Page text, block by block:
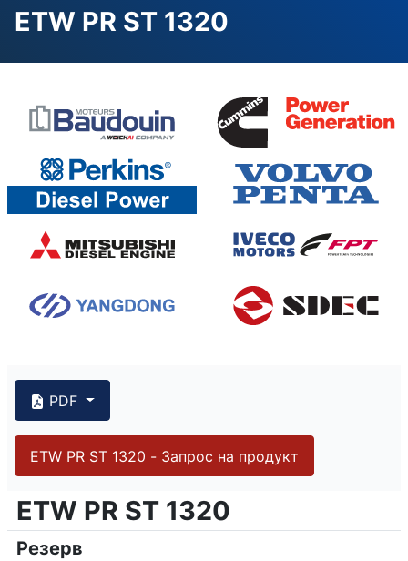
ETW PR ST 1320
PDF
ETW PR ST 1320 - Запрос на продукт
{PAGENO}
Emsa оставляет за собой право вносить изменения
info@emsa.gen.tr|www.emsa.gen.tr
ETW PR ST 1320
ETW PR ST 1320
Резерв